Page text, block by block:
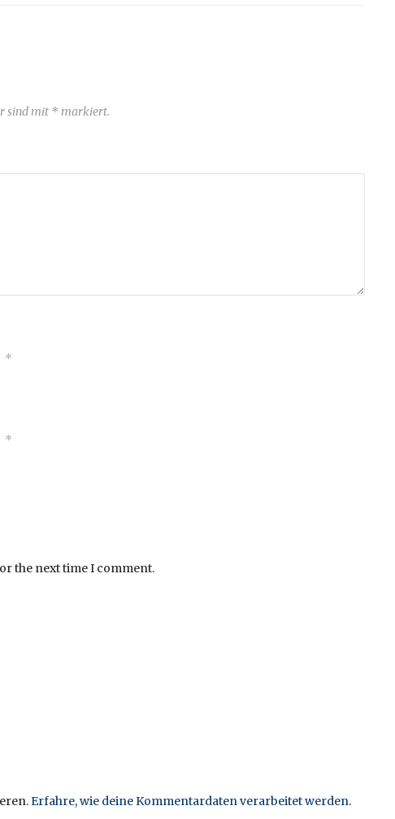
sind mit * markiert.
*
*
the next time I comment.
Erfahre, wie deine Kommentardaten verarbeitet werden.